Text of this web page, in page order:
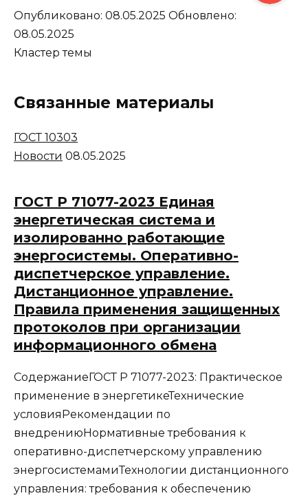
Опубликовано: 08.05.2025 Обновлено:
08.05.2025
Кластер темы
Связанные материалы
ГОСТ 10303
Новости 08.05.2025
ГОСТ Р 71077-2023 Единая
энергетическая система и
изолированно работающие
энергосистемы. Оперативно-
диспетчерское управление.
Дистанционное управление.
Правила применения защищенных
протоколов при организации
информационного обмена
СодержаниеГОСТ Р 71077-2023: Практическое
применение в энергетикеТехнические
условияРекомендации по
внедрениюНормативные требования к
оперативно-диспетчерскому управлению
энергосистемамиТехнологии дистанционного
управления: требования к обеспечению